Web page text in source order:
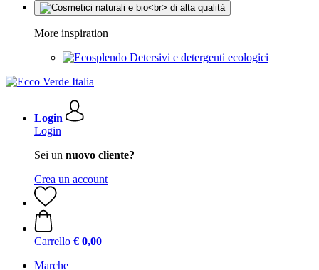
More inspiration
Detersivi e detergenti ecologici
Login
Login
Sei un nuovo cliente?
Crea un account
Carrello € 0,00
Marche